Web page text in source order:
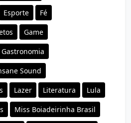
Esporte Fé
Game
Gastronomia
Sound
Lazer Literatura Lula
Miss Boiadeirinha Brasil